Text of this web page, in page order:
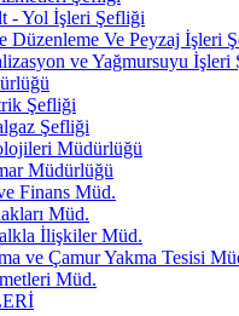
- Yol İşleri Şefliği
Düzenleme Ve Peyzaj İşleri
ve Yağmursuyu İşleri
Şefliği
Şefliği
Müdürlüğü
Müdürlüğü
Finans Müd.
Müd.
İlişkiler Müd.
ve Çamur Yakma Tesisi
Müd.